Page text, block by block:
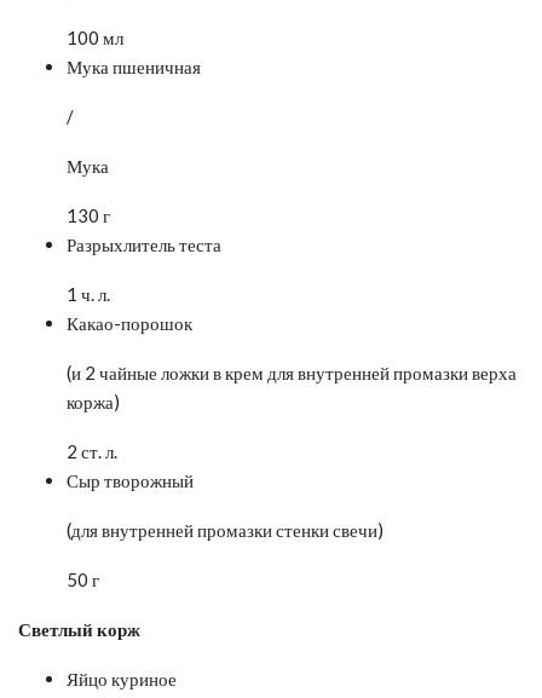
100 мл
Мука пшеничная
/
Мука
130 г
Разрыхлитель теста
1 ч. л.
Какао-порошок
(и 2 чайные ложки в крем для внутренней промазки верха
коржа)
2 ст. л.
Сыр творожный
(для внутренней промазки стенки свечи)
50 г
Светлый корж
Яйцо куриное